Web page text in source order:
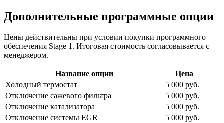
Дополнительные программные опции
Цены действительны при условии покупки программного
обеспечения Stage 1. Итоговая стоимость согласовывается с
менеджером.
Название опции
Цена
Холодный термостат
5 000 руб.
Отключение сажевого фильтра
5 000 руб.
Отключение катализатора
5 000 руб.
Отключение системы EGR
5 000 руб.